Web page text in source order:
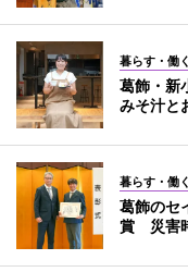
暮らす・働く
葛飾・新
みそ汁と
暮らす・働く
葛飾のセ
賞 災害